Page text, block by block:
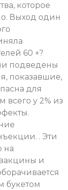
которое
Выход один
60 +?
подведены
показавшие,
для
всего у 2% из
. Эти
на
и
букетом